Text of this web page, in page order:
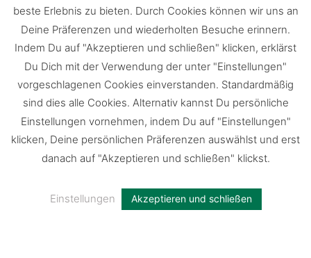
moderne Holzpellets im industriellen Maßstab
eine effiziente und klimafreundliche Energie-
und Wärmegewinnung ermöglichen.
Feuerholz ist in weiten Teilen der Welt essenziell zur
Nahrungszubereitung (Foto: pixabay)
Was bringen Investitionen in
den Waldschutz?
beste Erlebnis zu bieten. Durch Cookies können wir uns an
Deine Präferenzen und wiederholten Besuche erinnern.
Indem Du auf "Akzeptieren und schließen" klicken, erklärst
Du Dich mit der Verwendung der unter "Einstellungen"
vorgeschlagenen Cookies einverstanden. Standardmäßig
sind dies alle Cookies. Alternativ kannst Du persönliche
Einstellungen vornehmen, indem Du auf "Einstellungen"
klicken, Deine persönlichen Präferenzen auswählst und erst
danach auf "Akzeptieren und schließen" klickst.
Einstellungen Akzeptieren und schließen